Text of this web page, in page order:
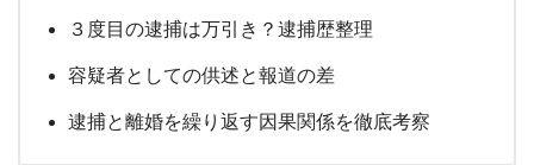
３度目の逮捕は万引き？逮捕歴整理
容疑者としての供述と報道の差
逮捕と離婚を繰り返す因果関係を徹底考察